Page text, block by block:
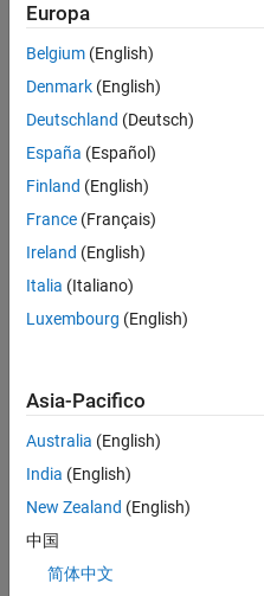
as threshold,
i need to
compare
with other
neighbouring
8 pixel
values, if
that value is
less than
threshld, put
kaavya
subramani
30 Ago
2016
2
Risposte
Europa
Belgium (English)
Denmark (English)
Deutschland (Deutsch)
España (Español)
Finland (English)
France (Français)
Ireland (English)
Italia (Italiano)
Luxembourg (English)
Asia-Pacifico
Australia (English)
India (English)
New Zealand (English)
中国
简体中文